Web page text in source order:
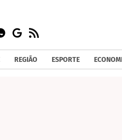
Google
News
RSS
REGIÃO ESPORTE